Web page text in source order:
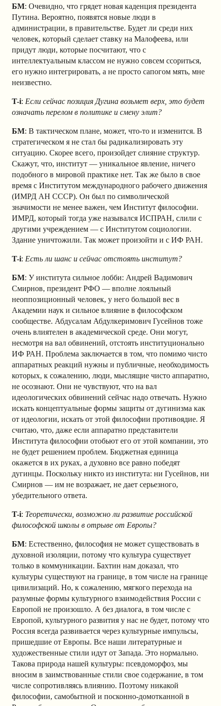
БМ: Очевидно, что грядет новая каденция президента
Путина. Вероятно, появятся новые люди в
администрации, в правительстве. Будет ли среди них
человек, который сделает ставку на Малофеева, или
придут люди, которые посчитают, что с
интеллектуальным классом не нужно совсем ссориться,
его нужно интегрировать, а не просто сапогом мять, мне
неизвестно.
T-i: Если сейчас позиция Дугина возьмет верх, это будет
означать перелом в политике и смену элит?
БМ: В тактическом плане, может, что-то и изменится. В
стратегическом я не стал бы радикализировать эту
ситуацию. Скорее всего, произойдет слияние структур.
Скажут, что, институт — уникальное явление, ничего
подобного в мировой практике нет. Так же было в свое
время с Институтом международного рабочего движения
(ИМРД АН СССР). Он был по символической
значимости не менее важен, чем Институт философии.
ИМРД, который тогда уже назывался ИСПРАН, слили с
другими учреждением — с Институтом социологии.
Здание уничтожили. Так может произойти и с ИФ РАН.
T-i: Есть ли шанс и сейчас отстоять институт?
БМ: У института сильное лобби: Андрей Вадимович
Смирнов, президент РФО — вполне лояльный
неоппозиционный человек, у него большой вес в
Академии наук и сильное влияние в философском
сообществе. Абдусалам Абдулкеримович Гусейнов тоже
очень влиятелен в академической среде. Они могут,
несмотря на вал обвинений, отстоять институционально
ИФ РАН. Проблема заключается в том, что помимо чисто
аппаратных реакций нужны и публичные, необходимость
которых, к сожалению, люди, мыслящие чисто аппаратно,
не осознают. Они не чувствуют, что на вал
идеологических обвинений сейчас надо отвечать. Нужно
искать концептуальные формы защиты от дугинизма как
от идеологии, искать от этой философии противоядие. Я
считаю, что, даже если аппаратно представители
Института философии отобьют его от этой компании, это
не будет решением проблем. Бюджетная единица
окажется в их руках, а духовно все равно победят
дугинцы. Поскольку никто из института: ни Гусейнов, ни
Смирнов — им не возражает, не дает серьезного,
убедительного ответа.
T-i: Теоретически, возможно ли развитие российской
философской школы в отрыве от Европы?
БМ: Естественно, философия не может существовать в
духовной изоляции, потому что культура существует
только в коммуникации. Бахтин нам доказал, что
культуры существуют на границе, в том числе на границе
цивилизаций. Но, к сожалению, мягкого перехода на
разумные формы культурного взаимодействия России с
Европой не произошло. А без диалога, в том числе с
Европой, культурного развития у нас не будет, потому что
Россия всегда развивается через культурные импульсы,
пришедшие от Европы. Все наши литературные и
художественные стили идут от Запада. Это нормально.
Такова природа нашей культуры: псевдоморфоз, мы
вносим в заимствованные стили свое содержание, в том
числе сопротивляясь влиянию. Поэтому никакой
философии, самобытной и посконно-домотканной в